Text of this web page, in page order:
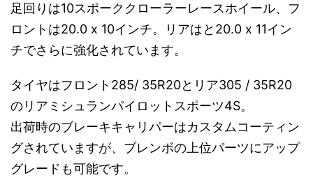
足回りは10スポーククローラーレースホイール、フ
ロントは20.0 x 10インチ。リアはと20.0 x 11イン
チでさらに強化されています。
タイヤはフロント285/ 35R20とリア305 / 35R20
のリアミシュランパイロットスポーツ4S。
出荷時のブレーキキャリパーはカスタムコーティン
グされていますが、ブレンボの上位パーツにアップ
グレードも可能です。